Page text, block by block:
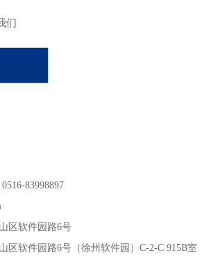
们
83998897
区软件园路6号
区软件园路6号（徐州软件园）C-2-C 915B室